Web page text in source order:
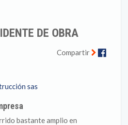
DE OBRA
Compartir
sas
bastante amplio en